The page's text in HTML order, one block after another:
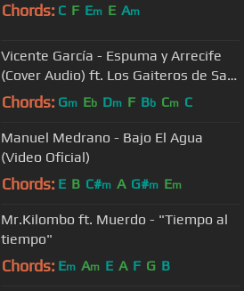
Chords: C F Em E Am
Vicente García - Espuma y Arrecife
(Cover Audio) ft. Los Gaiteros de San
Jacinto
Chords: Gm Eb Dm F Bb Cm C
Manuel Medrano - Bajo El Agua
(Video Oficial)
Chords: E B C#m A G#m Em
Mr.Kilombo ft. Muerdo - "Tiempo al
tiempo"
Chords: Em Am E A F G B